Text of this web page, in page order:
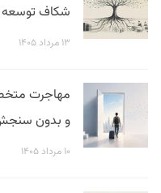
شکاف توسعه
۱۳ مرداد ۱۴۰۵
مهاجرت
و بدون
۱۰ مرداد ۱۴۰۵